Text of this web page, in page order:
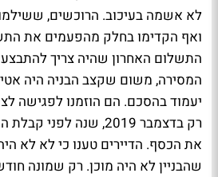
לא אשמה בעיכוב. הרוכשים,
ואף הקדימו בחלק מהפעמים את
התשלום האחרון שהיה צריך
המסירה, משום שקצב הבניה היה
יעמוד בהסכם. הם הוזמנו לפגישה
רק בדצמבר 2019, שנה
שהבניין לא היה מוכן. רק שמונה